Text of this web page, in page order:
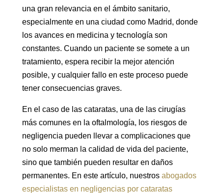
una gran relevancia en el ámbito sanitario,
especialmente en una ciudad como Madrid, donde
los avances en medicina y tecnología son
constantes. Cuando un paciente se somete a un
tratamiento, espera recibir la mejor atención
posible, y cualquier fallo en este proceso puede
tener consecuencias graves.
En el caso de las cataratas, una de las cirugías
más comunes en la oftalmología, los riesgos de
negligencia pueden llevar a complicaciones que
no solo merman la calidad de vida del paciente,
sino que también pueden resultar en daños
permanentes. En este artículo, nuestros abogados
especialistas en negligencias por cataratas